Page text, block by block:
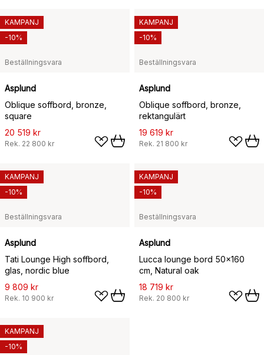
Beställningsvara
Asplund
Oblique soffbord, bronze,
square
20 519 kr
Rek. 22 800 kr
KAMPANJ
-10%
Beställningsvara
Asplund
Oblique soffbord, bronze,
rektangulärt
19 619 kr
Rek. 21 800 kr
KAMPANJ
-10%
Beställningsvara
Asplund
Tati Lounge High soffbord,
glas, nordic blue
9 809 kr
Rek. 10 900 kr
KAMPANJ
-10%
Beställningsvara
Asplund
Lucca lounge bord 50x160
cm, Natural oak
18 719 kr
Rek. 20 800 kr
KAMPANJ
-10%
KAMPANJ
-10%